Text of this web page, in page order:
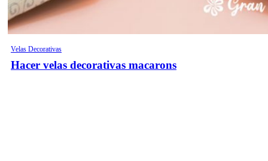
Velas Decorativas
Hacer velas decorativas macarons